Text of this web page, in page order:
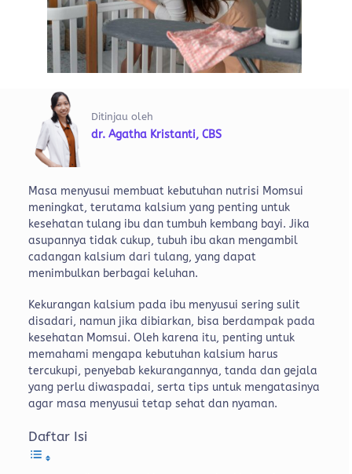
Ditinjau oleh
dr. Agatha Kristanti, CBS
Masa menyusui membuat kebutuhan nutrisi Momsui
meningkat, terutama kalsium yang penting untuk
kesehatan tulang ibu dan tumbuh kembang bayi. Jika
asupannya tidak cukup, tubuh ibu akan mengambil
cadangan kalsium dari tulang, yang dapat
menimbulkan berbagai keluhan.
Kekurangan kalsium pada ibu menyusui sering sulit
disadari, namun jika dibiarkan, bisa berdampak pada
kesehatan Momsui. Oleh karena itu, penting untuk
memahami mengapa kebutuhan kalsium harus
tercukupi, penyebab kekurangannya, tanda dan gejala
yang perlu diwaspadai, serta tips untuk mengatasinya
agar masa menyusui tetap sehat dan nyaman.
Daftar Isi